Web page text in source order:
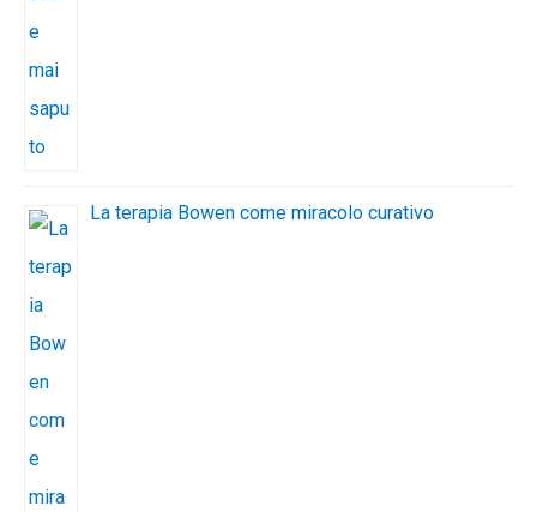
La terapia Bowen come miracolo curativo